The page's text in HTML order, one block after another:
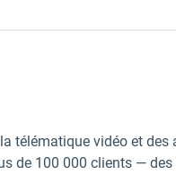
télématique vidéo et des
de 100 000 clients —